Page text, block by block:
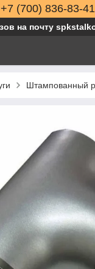
+7 (700) 836-83-41
на почту
Штампованный